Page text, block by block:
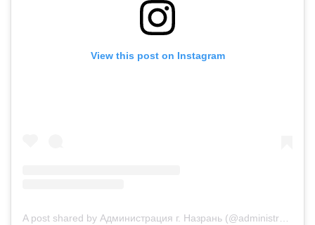
View this post on Instagram
A post shared by Администрация г. Назрань (@administration_of_nazran)